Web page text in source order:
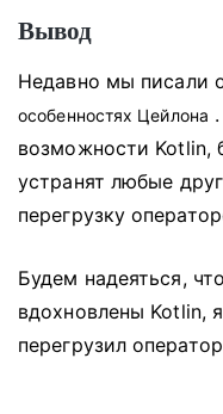
Вывод
Недавно мы писали
особенностях Цейлона .
возможности Kotlin,
устранят любые
перегрузку
Будем надеяться,
вдохновлены Kotlin,
перегрузил